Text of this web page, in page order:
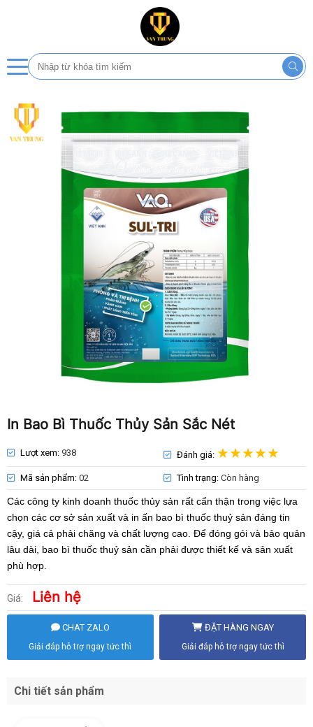
In Bao Bì Thuốc Thủy Sản Sắc Nét
Lượt xem: 938 Đánh giá:
Mã sản phẩm: 02 Tình trạng: Còn hàng
Các công ty kinh doanh thuốc thủy sản rất cẩn thận trong việc lựa
chọn các cơ sở sản xuất và in ấn bao bì thuốc thuỷ sản đáng tin
cậy, giá cả phải chăng và chất lượng cao. Để đóng gói và bảo quản
lâu dài, bao bì thuốc thuỷ sản cần phải được thiết kế và sản xuất
phù hợp.
Giá: Liên hệ
CHAT ZALO
Giải đáp hỗ trợ ngay tức thì
ĐẶT HÀNG NGAY
Giải đáp hỗ trợ ngay tức thì
Chi tiết sản phẩm